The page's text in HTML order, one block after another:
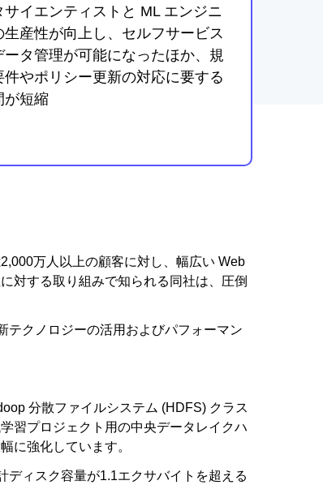
サイエンティストと ML エンジニ
生産性が向上し、セルフサービス
ータ管理が可能になったほか、規
件やポリシー更新の対応に要する
が短縮
万人以上の顧客に対し、幅広い Web
対する取り組みで知られる同社は、圧倒
テクノロジーの活用およびパフォーマン
分散ファイルシステム (HDFS) クラス
習プロジェクト用の中央データレイクハ
に強化しています。
ディスク容量が1.1エクサバイトを超える